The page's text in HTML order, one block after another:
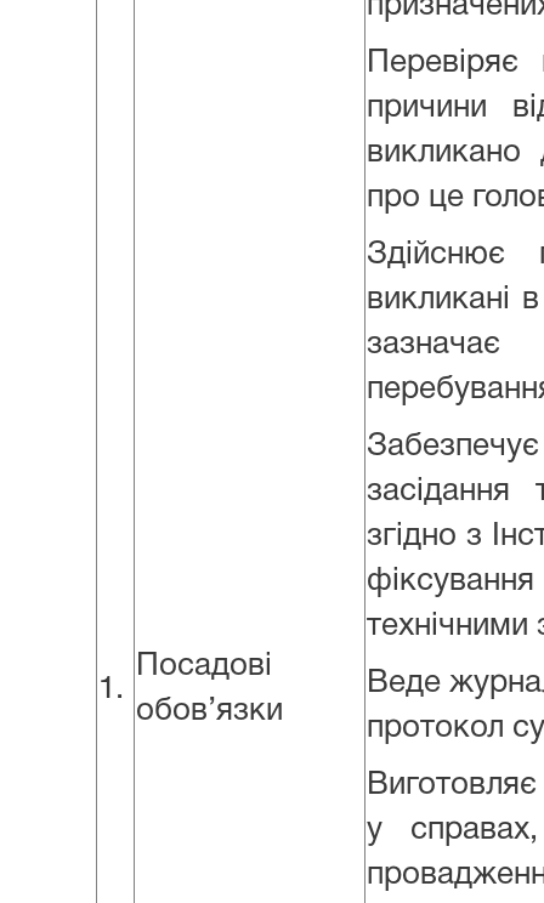
1.
Посадові
обов’язки
Перевіряє
причини
викликано
про це
Здійснює
викликані
засідання
згідно з
технічними
Веде
протокол
у